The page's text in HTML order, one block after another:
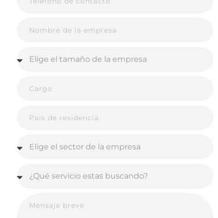
guion o idea base puede generar distintas
video corto y cita destacada para redes.
narrativa de la marca.
transformar un mismo
formatos
requiere método. Más que fragmentar un